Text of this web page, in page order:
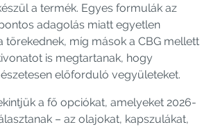
a termék. Egyes formulák az
adagolás miatt egyetlen
törekednek, míg mások a CBG mellett
is megtartanak, hogy
előforduló vegyületeket.
a fő opciókat, amelyeket 2026-
– az olajokat, kapszulákat,